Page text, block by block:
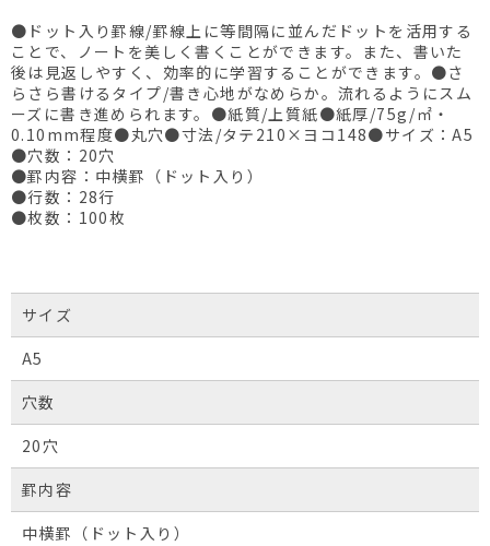
●ドット入り罫線/罫線上に等間隔に並んだドットを活用する
ことで、ノートを美しく書くことができます。また、書いた
後は見返しやすく、効率的に学習することができます。●さ
らさら書けるタイプ/書き心地がなめらか。流れるようにスム
ーズに書き進められます。●紙質/上質紙●紙厚/75g/㎡・
0.10mm程度●丸穴●寸法/タテ210×ヨコ148●サイズ：A5
●穴数：20穴
●罫内容：中横罫（ドット入り）
●行数：28行
●枚数：100枚
サイズ
A5
穴数
20穴
罫内容
中横罫（ドット入り）